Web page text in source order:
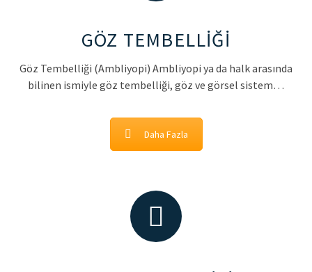
GÖZ TEMBELLİĞİ
Göz Tembelliği (Ambliyopi) Ambliyopi ya da halk arasında
bilinen ismiyle göz tembelliği, göz ve görsel sistem…
Daha Fazla